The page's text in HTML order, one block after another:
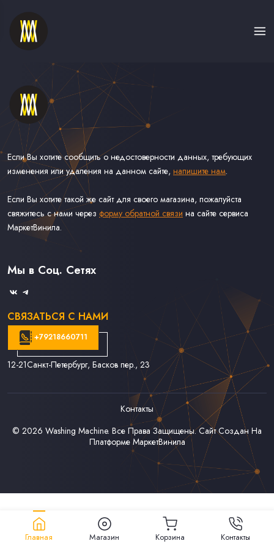
Если Вы хотите сообщить о недостоверности данных, требующих
изменения или удаления на данном сайте, напишите нам.
Если Вы хотите такой же сайт для своего магазина, пожалуйста
свяжитесь с нами через форму обратной связи на сайте сервиса
МаркетВинила.
Каталог Винила, CD и Кассет
Доставка и Оплата
Мы в Соц. Сетях
СВЯЗАТЬСЯ С НАМИ
+79218660711
12-21Санкт-Петербург, Басков пер., 23
Контакты
© 2026 Washing Machine. Все Права Защищены. Сайт Создан На
Платформе МаркетВинила
Главная Магазин Корзина Контакты